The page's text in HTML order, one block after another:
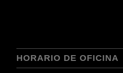
HORARIO DE OFICINA
CS